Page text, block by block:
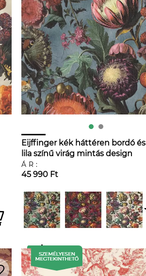
Eijffinger kék háttéren bordó és
lila színű virág mintás design
tapéta
ÁR:
45 990 Ft